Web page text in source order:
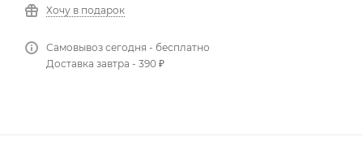
Хочу в подарок
Самовывоз сегодня - бесплатно
Доставка завтра - 390 ₽